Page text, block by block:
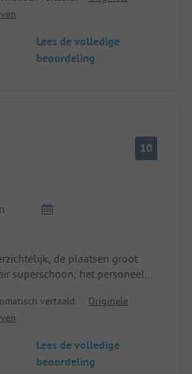
Lees de volledige
beoordeling
10
de plaatsen groot
superschoon, het personeel
te duur. Het landschap is een
voor de kleintjes en een
tevreden!
vertaald.
Originele
Lees de volledige
beoordeling